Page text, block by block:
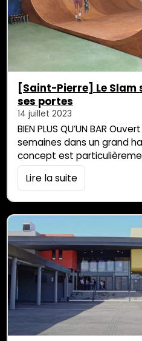
[Saint-Pierre] Le
ses portes
14 juillet 2023
BIEN PLUS QU’UN BAR
semaines dans un grand
concept est
déjà aux nombreux
mais aussi à celles et
de la rue et la musique. «
[…]
Lire la suite